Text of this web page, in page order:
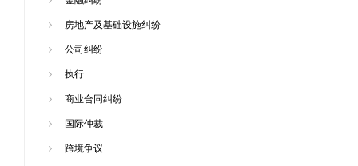
房地产及基础设施纠纷
公司纠纷
执行
商业合同纠纷
国际仲裁
跨境争议